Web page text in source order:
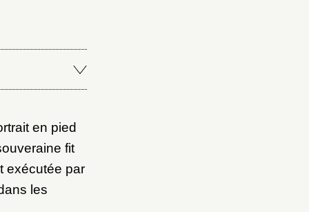
en pied
fit
exécutée par
les